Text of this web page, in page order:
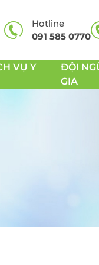
Hotline
091 585 0770
VỤ Y
thư dạ
Dịch vụ
ĐỘI
GIA